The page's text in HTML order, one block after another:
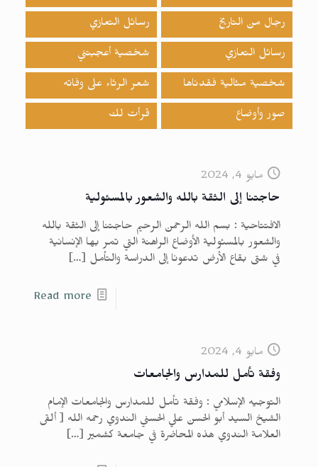
رجال من التاريخ رسائل التعازي
رسائل التعازي شخصية أعجبتني
شخصية مثالية فقدناها شعر الرثاء على وفاته
صور وأوضاع قرأت لك
مايو 4, 2024
حاجتنا إلى الثقة بالله والشعور بالمسئولية
الافتتاحية : بسم الله الرحمن الرحيم حاجتنا إلى الثقة بالله
والشعور بالمسئولية الأوضاع الراهنة التي تمر بها الإنسانية
في شتى بقاع الأرض تدعونا إلى الدراسة والتأمل […]
Read more
مايو 4, 2024
وفقة تأمل للمدارس والجامعات
التوجيه الإسلامي : وفقة تأمل للمدارس والجامعات الإمام
الشيخ السيد أبو الحسن علي الحسني الندوي رحمه الله [ ألقى
العلامة الندوي هذه المحاضرة في جامعة كشمير[…]